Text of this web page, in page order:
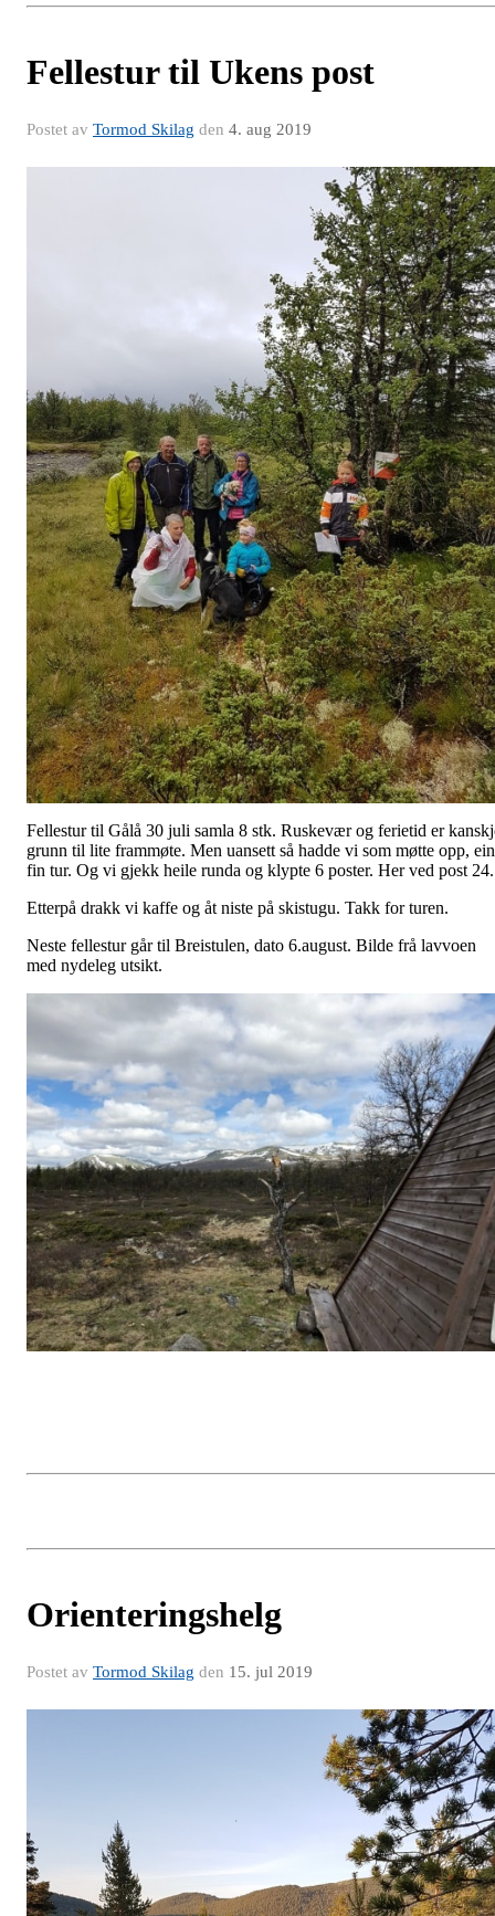
Fellestur til Ukens post
Postet av Tormod Skilag den 4. aug 2019
Fellestur til Gålå 30 juli samla 8 stk. Ruskevær og ferietid er
grunn til lite frammøte. Men uansett så hadde vi som møtte opp, ein
fin tur. Og vi gjekk heile runda og klypte 6 poster. Her ved post 24.
Etterpå drakk vi kaffe og åt niste på skistugu. Takk for turen.
Neste fellestur går til Breistulen, dato 6.august. Bilde frå lavvoen
med nydeleg utsikt.
Orienteringshelg
Postet av Tormod Skilag den 15. jul 2019